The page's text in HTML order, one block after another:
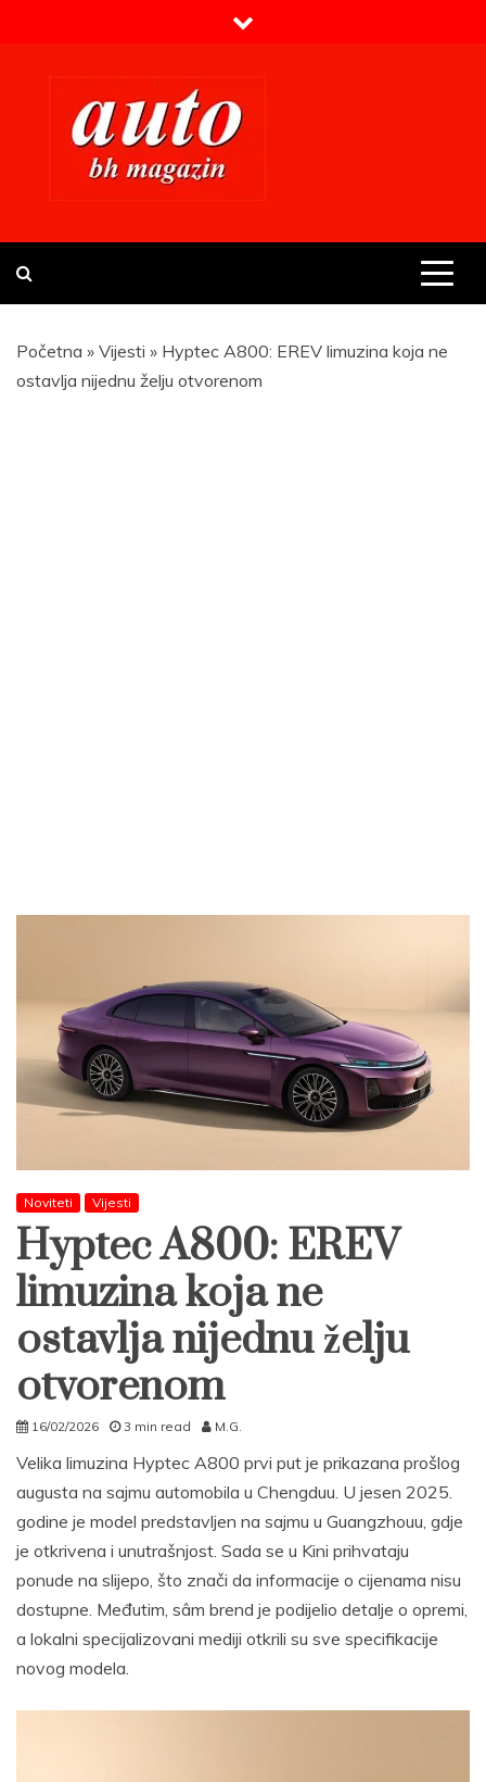
Prvi BH auto magazin
Početna » Vijesti » Hyptec A800: EREV limuzina koja ne
ostavlja nijednu želju otvorenom
Noviteti Vijesti
Hyptec A800: EREV
limuzina koja ne
ostavlja nijednu želju
otvorenom
16/02/2026 3 min read M.G.
Velika limuzina Hyptec A800 prvi put je prikazana prošlog
augusta na sajmu automobila u Chengduu. U jesen 2025.
godine je model predstavljen na sajmu u Guangzhouu, gdje
je otkrivena i unutrašnjost. Sada se u Kini prihvataju
ponude na slijepo, što znači da informacije o cijenama nisu
dostupne. Međutim, sâm brend je podijelio detalje o opremi,
a lokalni specijalizovani mediji otkrili su sve specifikacije
novog modela.